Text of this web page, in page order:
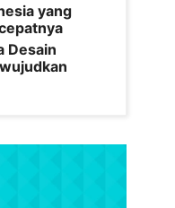
yang
Desain